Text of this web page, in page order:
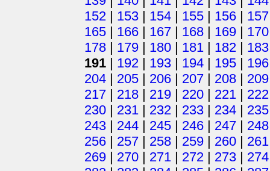
152 | 153 | 154 | 155 | 156 | 157
165 | 166 | 167 | 168 | 169 | 170
178 | 179 | 180 | 181 | 182 | 183
191 | 192 | 193 | 194 | 195 | 196
204 | 205 | 206 | 207 | 208 | 209
217 | 218 | 219 | 220 | 221 | 222
230 | 231 | 232 | 233 | 234 | 235
243 | 244 | 245 | 246 | 247 | 248
256 | 257 | 258 | 259 | 260 | 261
269 | 270 | 271 | 272 | 273 | 274